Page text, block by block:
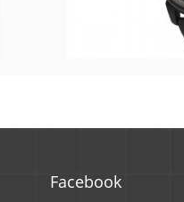
Facebook